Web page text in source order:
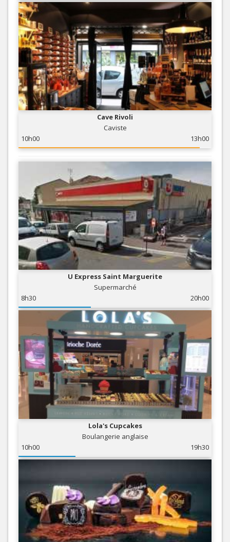
Cave Rivoli
Caviste
10h00
13h00
U Express Saint Marguerite
Supermarché
8h30
20h00
Lola's Cupcakes
Boulangerie anglaise
10h00
19h30